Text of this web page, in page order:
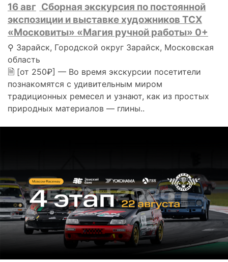
16 авг Сборная экскурсия по постоянной
экспозиции и выставке художников ТСХ
«Московиты» «Магия ручной работы» 0+
⚲ Зарайск, Городской округ Зарайск, Московская
область
🗎 [от 250₽] — Во время экскурсии посетители
познакомятся с удивительным миром
традиционных ремесел и узнают, как из простых
природных материалов — глины..